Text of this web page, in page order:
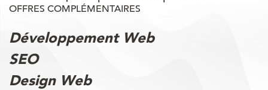
OFFRES COMPLÉMENTAIRES
Développement Web
SEO
Design Web